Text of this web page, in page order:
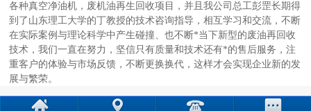
各种真空净油机，废机油再生回收项目，并且我公司总工彭罡长期得
到了山东理工大学的丁教授的技术咨询指导，相互学习和交流，不断
在实际案例与理论科学中产生碰撞、也不断*当下新型的废油再回收
技术，我们一直在努力，坚信只有质量和技术还有*的售后服务，注
重客户的体验与市场反馈，不断更换换代，这样才会实现企业新的发
展与繁荣。